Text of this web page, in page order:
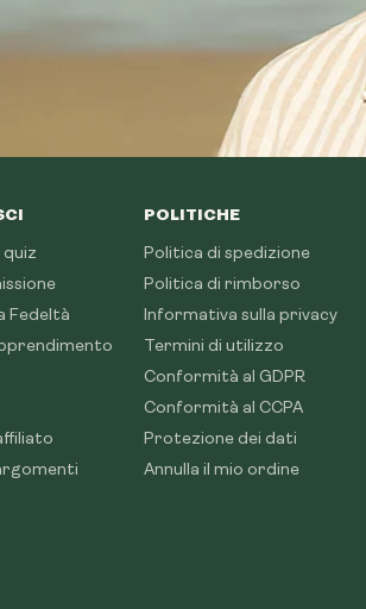
quiz
Fedeltà
POLITICHE
Politica di spedizione
Politica di rimborso
Informativa sulla privacy
Termini di utilizzo
Conformità al GDPR
Conformità al CCPA
Protezione dei dati
Annulla il mio ordine